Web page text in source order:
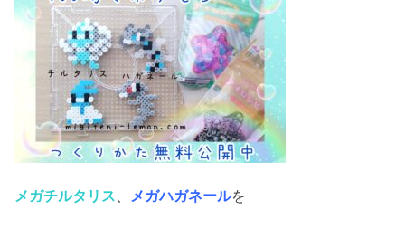
メガチルタリス メガハガネールを